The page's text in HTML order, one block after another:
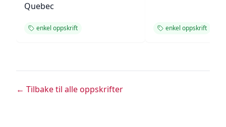
Quebec
enkel oppskrift enkel oppskrift
← Tilbake til alle oppskrifter